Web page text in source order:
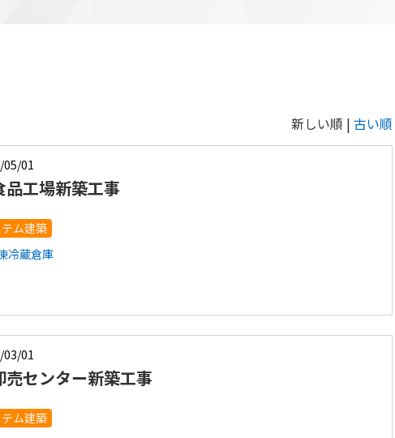
新しい順 | 古い順
05/01
品工場新築工事
ム建築
冷蔵倉庫
03/01
売センター新築工事
ム建築